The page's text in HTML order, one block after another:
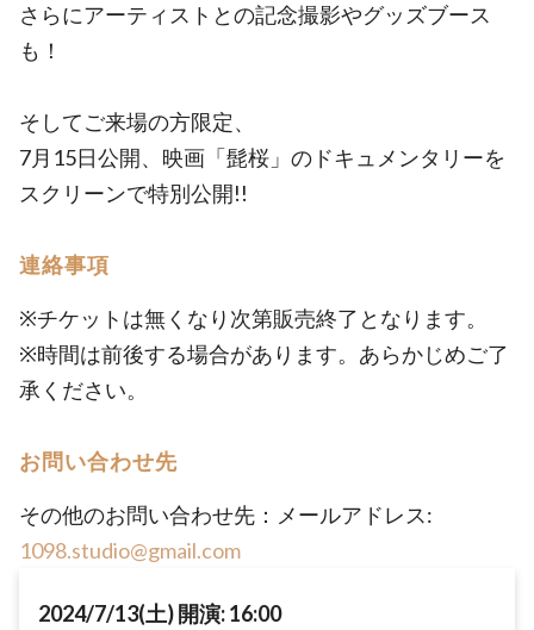
さらにアーティストとの記念撮影やグッズブース
も！
そしてご来場の方限定、
7月15日公開、映画「髭桜」のドキュメンタリーを
スクリーンで特別公開!!
連絡事項
※チケットは無くなり次第販売終了となります。
※時間は前後する場合があります。あらかじめご了
承ください。
お問い合わせ先
その他のお問い合わせ先：メールアドレス:
1098.studio@gmail.com
2024/7/13(土) 開演: 16:00